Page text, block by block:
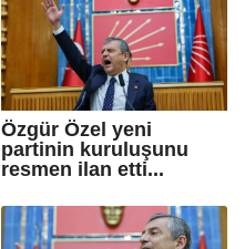
Özgür Özel yeni
partinin kuruluşunu
resmen ilan etti...